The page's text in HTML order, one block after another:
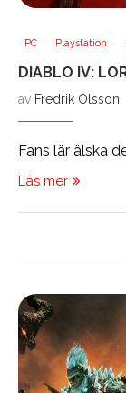
PC Playstation
DIABLO IV:
av Fredrik Olsson
Fans lär älska
Läs mer